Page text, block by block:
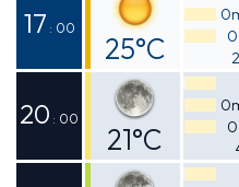
25°C
17 : 00
25°C
Odczuwalna
25°C
20 : 00
21°C
Odczuwalna